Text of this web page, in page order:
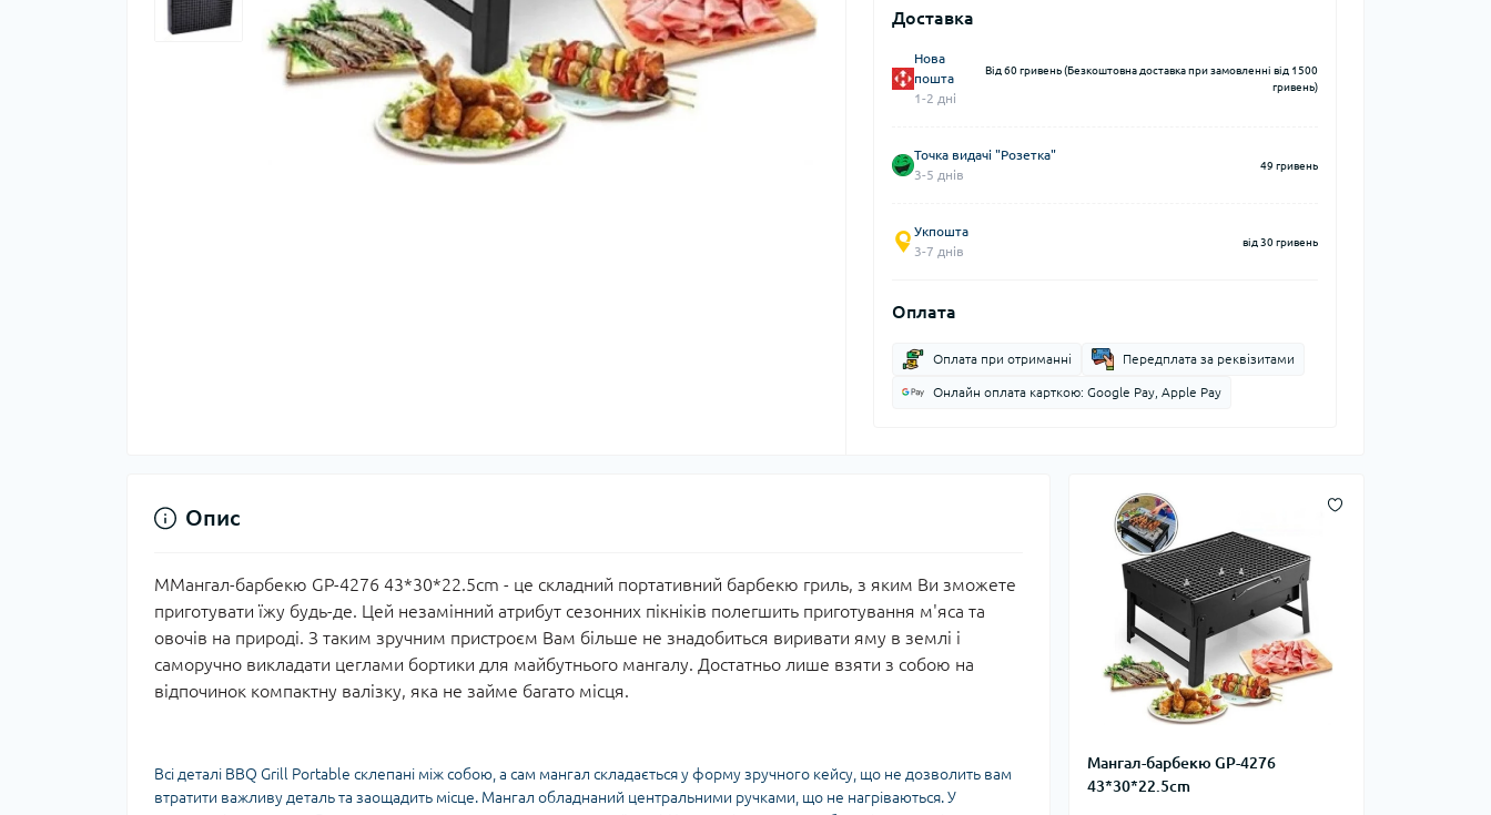
Доставка
Нова
пошта
1-2 дні
Від 60 гривень (Безкоштовна доставка при замовленні від 1500
гривень)
Точка видачі "Розетка"
3-5 днів
49 гривень
Укпошта
3-7 днів
від 30 гривень
Оплата
Оплата при отриманні Передплата за реквізитами
Онлайн оплата карткою: Google Pay, Apple Pay
Мангал-барбекю GP-4276
43*30*22.5cm
Опис
ММангал-барбекю GP-4276 43*30*22.5cm - це складний портативний барбекю гриль, з яким Ви зможете
приготувати їжу будь-де. Цей незамінний атрибут сезонних пікніків полегшить приготування м'яса та
овочів на природі. З таким зручним пристроєм Вам більше не знадобиться виривати яму в землі і
саморучно викладати цеглами бортики для майбутнього мангалу. Достатньо лише взяти з собою на
відпочинок компактну валізку, яка не займе багато місця.
Всі деталі BBQ Grill Portable склепані між собою, а сам мангал складається у форму зручного кейсу, що не дозволить вам
втратити важливу деталь та заощадить місце. Мангал обладнаний центральними ручками, що не нагріваються. У